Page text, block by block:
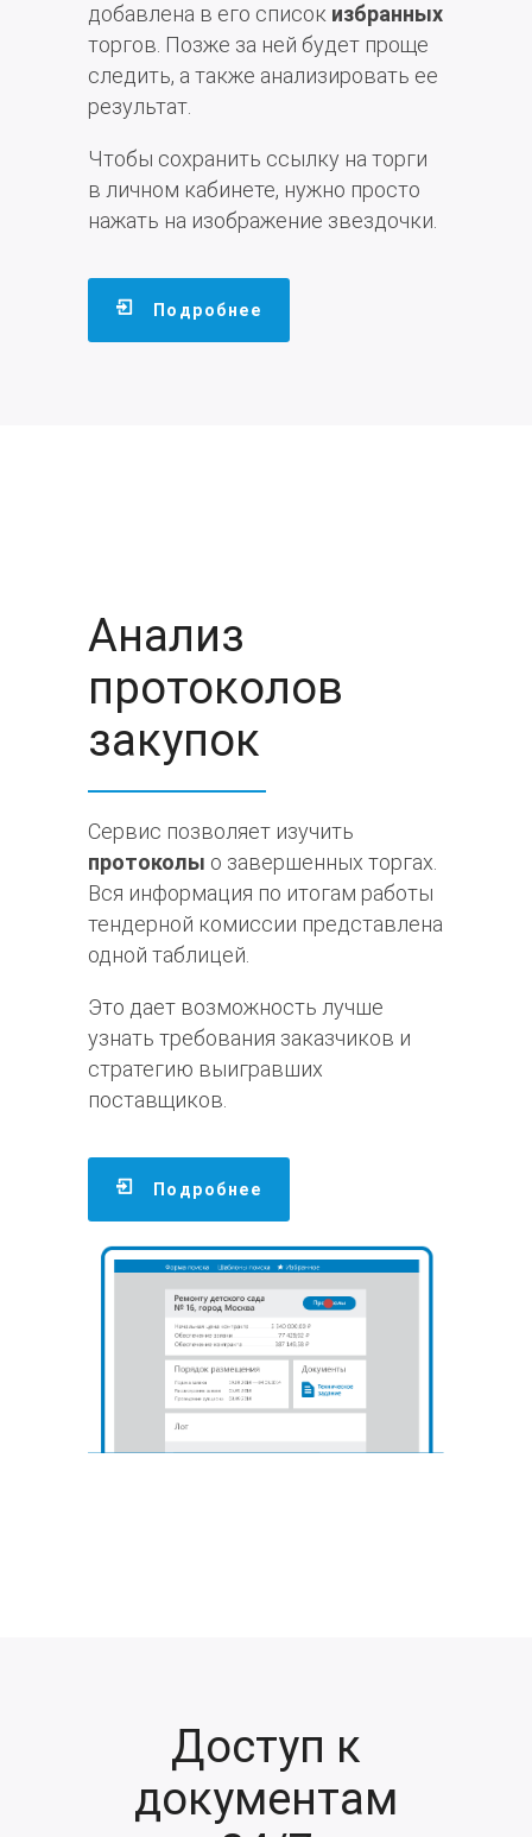
добавлена в его список избранных
торгов. Позже за ней будет проще
следить, а также анализировать ее
результат.
Чтобы сохранить ссылку на торги
в личном кабинете, нужно просто
нажать на изображение звездочки.
Подробнее
Анализ
протоколов
закупок
Сервис позволяет изучить
протоколы о завершенных торгах.
Вся информация по итогам работы
тендерной комиссии представлена
одной таблицей.
Это дает возможность лучше
узнать требования заказчиков и
стратегию выигравших
поставщиков.
Подробнее
Доступ к
документам